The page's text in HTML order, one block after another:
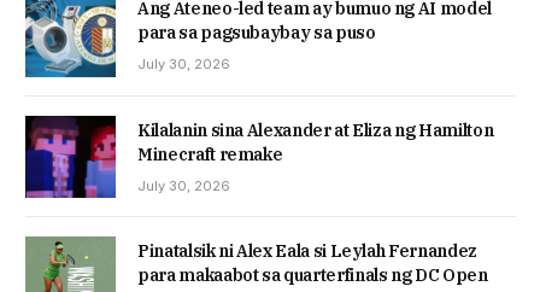
Ang Ateneo-led team ay bumuo ng AI model
para sa pagsubaybay sa puso
July 30, 2026
Kilalanin sina Alexander at Eliza ng Hamilton
Minecraft remake
July 30, 2026
Pinatalsik ni Alex Eala si Leylah Fernandez
para makaabot sa quarterfinals ng DC Open